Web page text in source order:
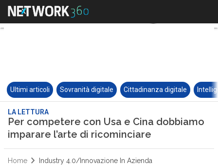
Ultimi articoli Sovranità digitale Cittadinanza digitale
LA LETTURA
Per competere con Usa e Cina dobbiamo
imparare l’arte di ricominciare
Home Industry 4.0/Innovazione In Azienda